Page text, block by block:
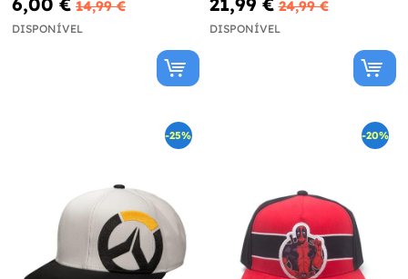
14,99 €
DISPONÍVEL
24,99 €
DISPONÍVEL
-25% -20%